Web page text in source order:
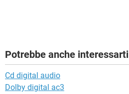
Potrebbe anche interessarti
Cd digital audio
Dolby digital ac3